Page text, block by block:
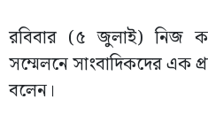
রবিবার (৫ জুলাই) নিজ
সম্মেলনে সাংবাদিকদের এক
বলেন।